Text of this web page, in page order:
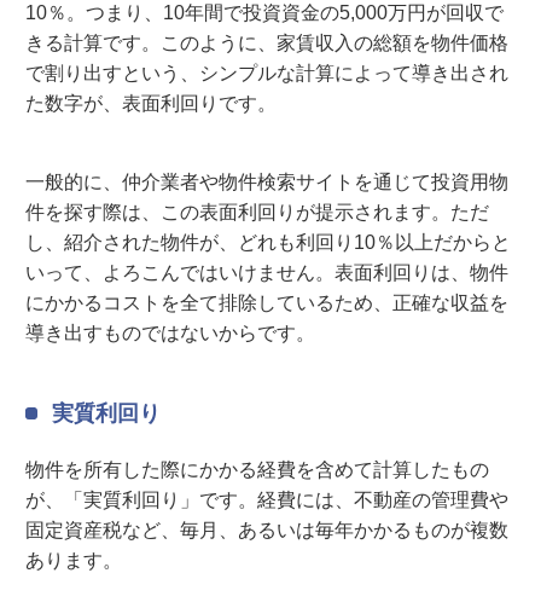
10％。つまり、10年間で投資資金の5,000万円が回収で
きる計算です。このように、家賃収入の総額を物件価格
で割り出すという、シンプルな計算によって導き出され
た数字が、表面利回りです。
一般的に、仲介業者や物件検索サイトを通じて投資用物
件を探す際は、この表面利回りが提示されます。ただ
し、紹介された物件が、どれも利回り10％以上だからと
いって、よろこんではいけません。表面利回りは、物件
にかかるコストを全て排除しているため、正確な収益を
導き出すものではないからです。
実質利回り
物件を所有した際にかかる経費を含めて計算したもの
が、「実質利回り」です。経費には、不動産の管理費や
固定資産税など、毎月、あるいは毎年かかるものが複数
あります。